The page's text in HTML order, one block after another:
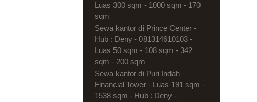
Luas 300 sqm - 1000 sqm - 170
sqm
Sewa kantor di Prince Center -
Hub : Deny - 081314610103 -
Luas 50 sqm - 108 sqm - 342
sqm - 200 sqm
Sewa kantor di Puri Indah
Financial Tower - Luas 191 sqm -
1538 sqm - Hub : Deny -